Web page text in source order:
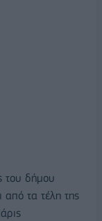
του δήμου
από τα τέλη της